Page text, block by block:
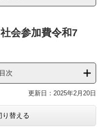
会参加費令和7
次
更新日：2025年2月20日
り替える